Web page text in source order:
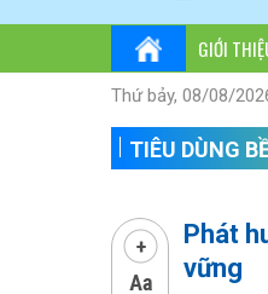
GIỚI
Thứ bảy, 08/08/
TIÊU DÙNG
Phát
vững